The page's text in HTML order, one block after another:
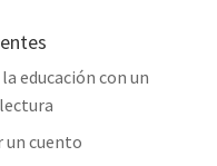
educación con un
un cuento